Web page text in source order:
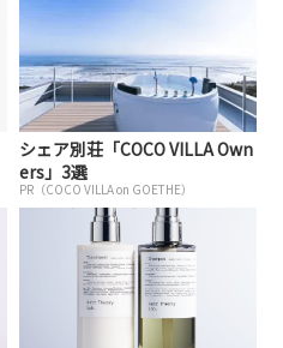
シェア別荘「COCO VILLA Own
ers」3選
PR（COCO VILLA on GOETHE）